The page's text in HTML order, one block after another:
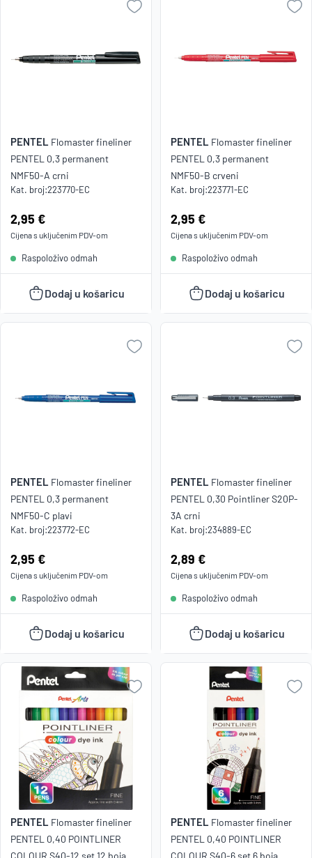
PENTEL Flomaster fineliner
PENTEL 0,3 permanent
NMF50-A crni
Kat. broj:223770-EC
Cijena:
2,95 €
Cijena s uključenim PDV-om
Raspoloživo odmah
Dodaj u košaricu
PENTEL Flomaster fineliner
PENTEL 0,3 permanent
NMF50-B crveni
Kat. broj:223771-EC
Cijena:
2,95 €
Cijena s uključenim PDV-om
Raspoloživo odmah
Dodaj u košaricu
PENTEL Flomaster fineliner
PENTEL 0,3 permanent
NMF50-C plavi
Kat. broj:223772-EC
Cijena:
2,95 €
Cijena s uključenim PDV-om
Raspoloživo odmah
Dodaj u košaricu
PENTEL Flomaster fineliner
PENTEL 0,30 Pointliner S20P-
3A crni
Kat. broj:234889-EC
Cijena:
2,89 €
Cijena s uključenim PDV-om
Raspoloživo odmah
Dodaj u košaricu
PENTEL Flomaster fineliner
PENTEL 0,40 POINTLINER
COLOUR S40-12 set 12 boja
PENTEL Flomaster fineliner
PENTEL 0,40 POINTLINER
COLOUR S40-6 set 6 boja